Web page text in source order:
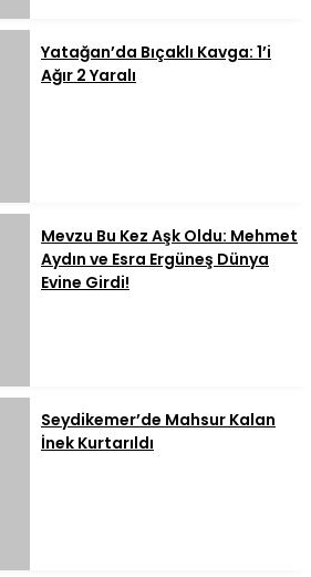
Yatağan’da Bıçaklı Kavga: 1’i
Ağır 2 Yaralı
Mevzu Bu Kez Aşk Oldu: Mehmet
Aydın ve Esra Ergüneş Dünya
Evine Girdi!
Seydikemer’de Mahsur Kalan
İnek Kurtarıldı